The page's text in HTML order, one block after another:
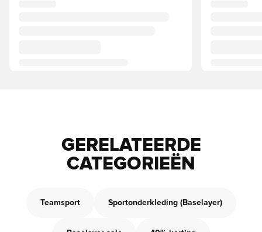
GERELATEERDE
CATEGORIEËN
Teamsport Sportonderkleding (Baselayer)